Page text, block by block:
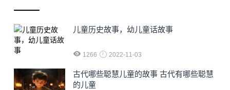
儿童历史故事，幼儿童话故事
1266 2022-11-03
古代哪些聪慧儿童的故事 古代有哪些聪慧
的儿童